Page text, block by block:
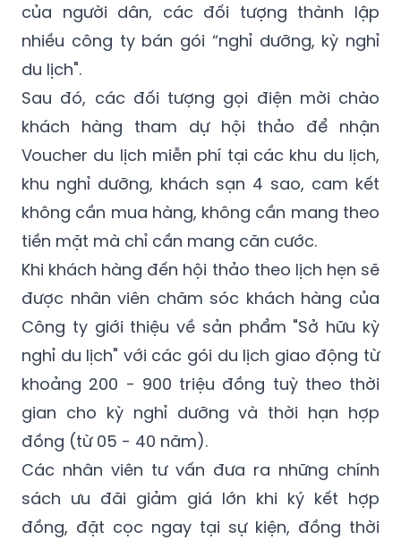
của người dân, các đối tượng thành lập
nhiều công ty bán gói “nghỉ dưỡng, kỳ nghỉ
du lịch".
Sau đó, các đối tượng gọi điện mời chào
khách hàng tham dự hội thảo để nhận
Voucher du lịch miễn phí tại các khu du lịch,
khu nghỉ dưỡng, khách sạn 4 sao, cam kết
không cần mua hàng, không cần mang theo
tiền mặt mà chỉ cần mang căn cước.
Khi khách hàng đến hội thảo theo lịch hẹn sẽ
được nhân viên chăm sóc khách hàng của
Công ty giới thiệu về sản phẩm "Sở hữu kỳ
nghỉ du lịch" với các gói du lịch giao động từ
khoảng 200 - 900 triệu đồng tuỳ theo thời
gian cho kỳ nghỉ dưỡng và thời hạn hợp
đồng (từ 05 - 40 năm).
Các nhân viên tư vấn đưa ra những chính
sách ưu đãi giảm giá lớn khi ký kết hợp
đồng, đặt cọc ngay tại sự kiện, đồng thời